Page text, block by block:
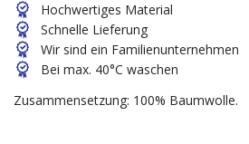
Hochwertiges Material
Schnelle Lieferung
Wir sind ein Familienunternehmen
Bei max. 40°C waschen
Zusammensetzung: 100% Baumwolle.